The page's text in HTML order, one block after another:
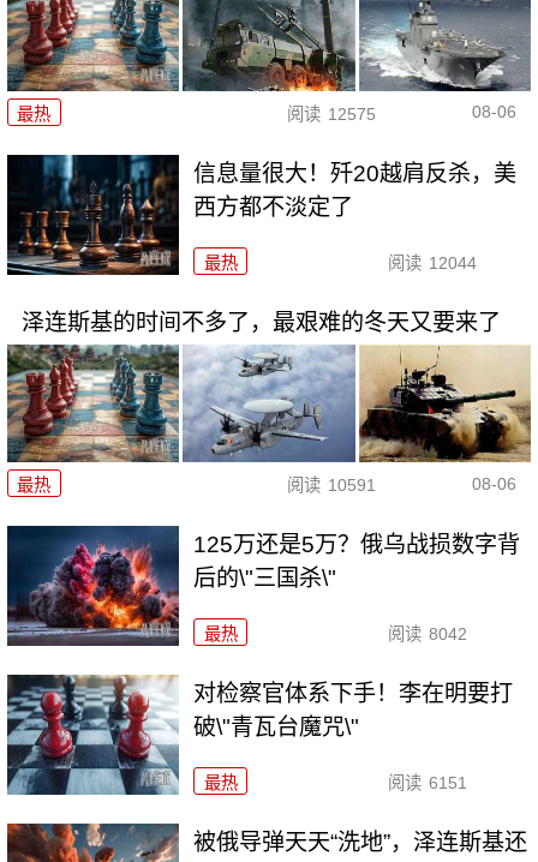
最热 阅读 12575 08-06
信息量很大！歼20越肩反杀，美
西方都不淡定了
最热 阅读 12044
泽连斯基的时间不多了，最艰难的冬天又要来了
最热 阅读 10591 08-06
125万还是5万？俄乌战损数字背
后的\"三国杀\"
最热 阅读 8042
对检察官体系下手！李在明要打
破\"青瓦台魔咒\"
最热 阅读 6151
被俄导弹天天“洗地”，泽连斯基还